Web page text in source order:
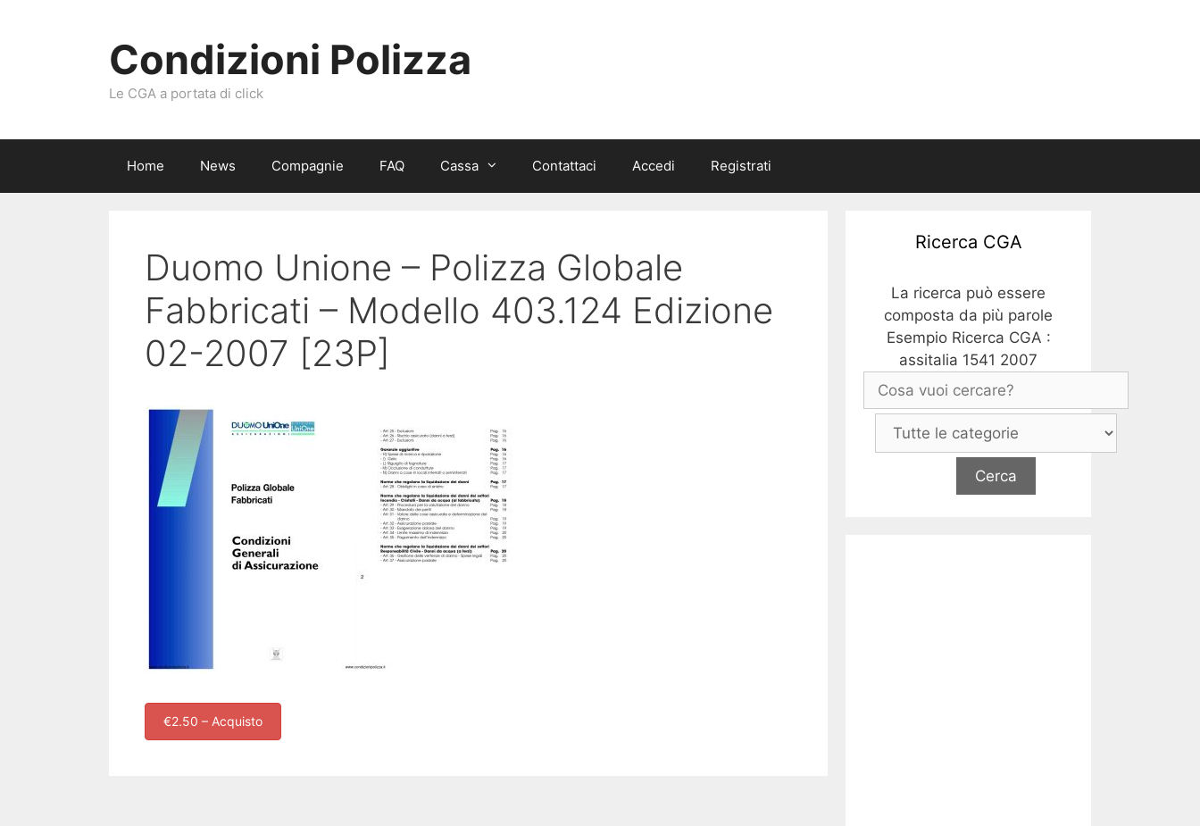
Condizioni Polizza
Le CGA a portata di click
Home News Compagnie FAQ Cassa Contattaci Accedi Registrati
Duomo Unione – Polizza Globale
Fabbricati – Modello 403.124 Edizione
02-2007 [23P]
€2.50 – Acquisto
Ricerca CGA
La ricerca può essere
composta da più parole
Esempio Ricerca CGA :
assitalia 1541 2007